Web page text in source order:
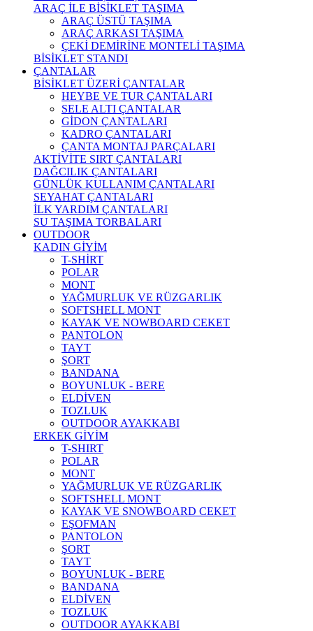
ARAÇ İLE BİSİKLET TAŞIMA
ARAÇ ÜSTÜ TAŞIMA
ARAÇ ARKASI TAŞIMA
ÇEKİ DEMİRİNE MONTELİ TAŞIMA
BİSİKLET STANDI
ÇANTALAR
BİSİKLET ÜZERİ ÇANTALAR
HEYBE VE TUR ÇANTALARI
SELE ALTI ÇANTALAR
GİDON ÇANTALARI
KADRO ÇANTALARI
ÇANTA MONTAJ PARÇALARI
AKTİVİTE SIRT ÇANTALARI
DAĞCILIK ÇANTALARI
GÜNLÜK KULLANIM ÇANTALARI
SEYAHAT ÇANTALARI
İLK YARDIM ÇANTALARI
SU TAŞIMA TORBALARI
OUTDOOR
KADIN GİYİM
T-SHİRT
POLAR
MONT
YAĞMURLUK VE RÜZGARLIK
SOFTSHELL MONT
KAYAK VE NOWBOARD CEKET
PANTOLON
TAYT
ŞORT
BANDANA
BOYUNLUK - BERE
ELDİVEN
TOZLUK
OUTDOOR AYAKKABI
ERKEK GİYİM
T-SHIRT
POLAR
MONT
YAĞMURLUK VE RÜZGARLIK
SOFTSHELL MONT
KAYAK VE SNOWBOARD CEKET
EŞOFMAN
PANTOLON
ŞORT
TAYT
BOYUNLUK - BERE
BANDANA
ELDİVEN
TOZLUK
OUTDOOR AYAKKABI